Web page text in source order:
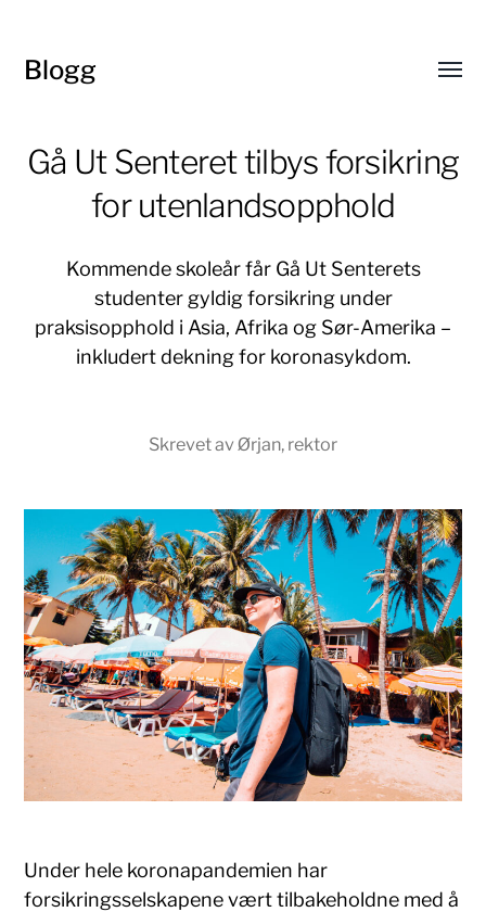
Blogg
Gå Ut Senteret tilbys forsikring
for utenlandsopphold
Kommende skoleår får Gå Ut Senterets
studenter gyldig forsikring under
praksisopphold i Asia, Afrika og Sør-Amerika –
inkludert dekning for koronasykdom.
Skrevet av Ørjan, rektor
Under hele koronapandemien har
forsikringsselskapene vært tilbakeholdne med å